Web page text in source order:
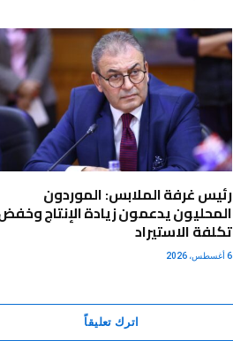
رئيس غرفة الملابس: الموردون
المحليون يدعمون زيادة الإنتاج
تكلفة الاستيراد
6 أغسطس، 2026
اترك تعليقاً